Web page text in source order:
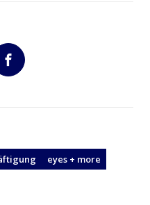
eyes + more